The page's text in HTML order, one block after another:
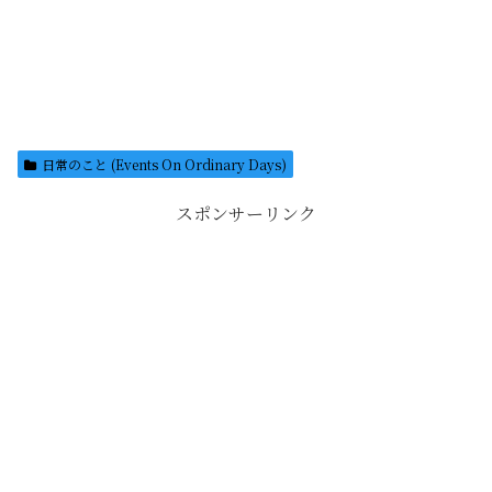
日常のこと (Events On Ordinary Days)
スポンサーリンク